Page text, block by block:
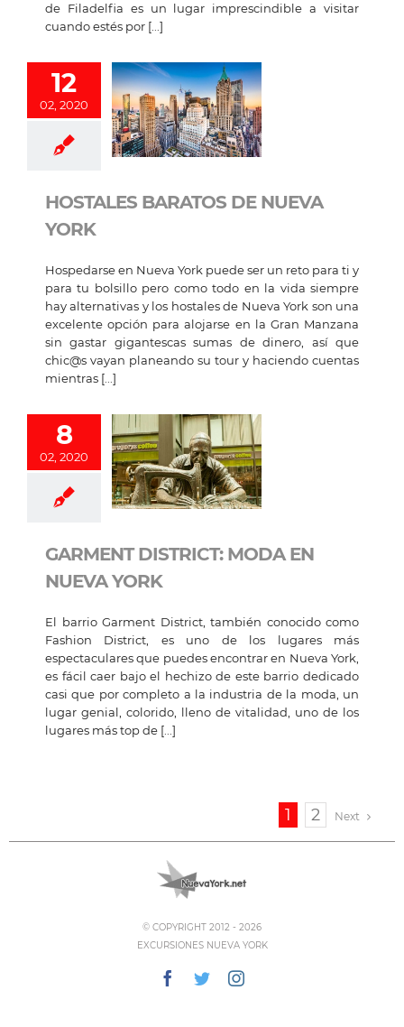
de Filadelfia es un lugar imprescindible a visitar
cuando estés por [...]
12
02, 2020
HOSTALES BARATOS DE NUEVA
YORK
Hospedarse en Nueva York puede ser un reto para ti y
para tu bolsillo pero como todo en la vida siempre
hay alternativas y los hostales de Nueva York son una
excelente opción para alojarse en la Gran Manzana
sin gastar gigantescas sumas de dinero, así que
chic@s vayan planeando su tour y haciendo cuentas
mientras [...]
8
02, 2020
GARMENT DISTRICT: MODA EN
NUEVA YORK
El barrio Garment District, también conocido como
Fashion District, es uno de los lugares más
espectaculares que puedes encontrar en Nueva York,
es fácil caer bajo el hechizo de este barrio dedicado
casi que por completo a la industria de la moda, un
lugar genial, colorido, lleno de vitalidad, uno de los
lugares más top de [...]
1 2 Next
© COPYRIGHT 2012 - 2026
EXCURSIONES NUEVA YORK
Facebook
TwitterInstagram